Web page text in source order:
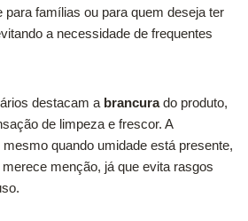
para famílias ou para quem deseja ter
a necessidade de frequentes
destacam a brancurado produto,
de limpeza e frescor. A
quando umidade está presente,
menção, já que evita rasgos